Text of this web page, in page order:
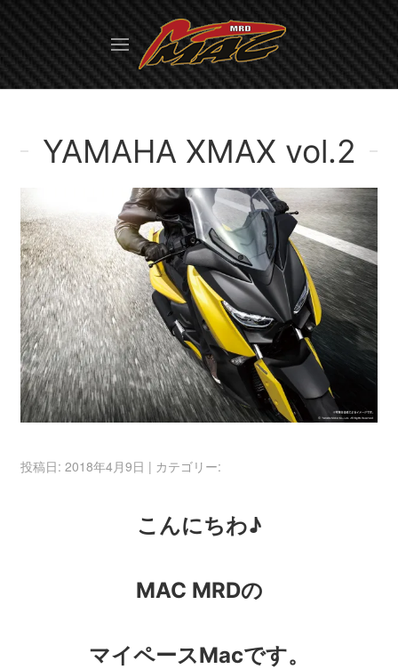
YAMAHA XMAX vol.2
投稿日: 2018年4月9日 | カテゴリー:
こんにちわ♪
MAC MRDの
マイペースMacです。